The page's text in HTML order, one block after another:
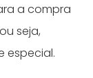
a compra
seja,
especial.